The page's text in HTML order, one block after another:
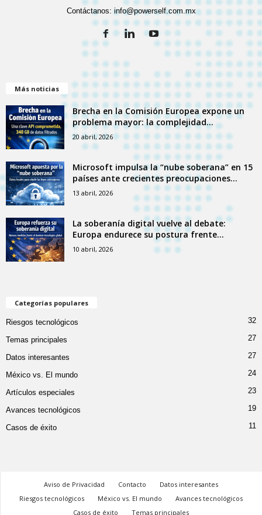
Contáctanos: info@powerself.com.mx
Más noticias
Brecha en la Comisión Europea expone un
problema mayor: la complejidad...
20 abril, 2026
Microsoft impulsa la “nube soberana” en 15
países ante crecientes preocupaciones...
13 abril, 2026
La soberanía digital vuelve al debate:
Europa endurece su postura frente...
10 abril, 2026
Categorías populares
Riesgos tecnológicos 32
Temas principales 27
Datos interesantes 27
México vs. El mundo 24
Artículos especiales 23
Avances tecnológicos 19
Casos de éxito 11
Aviso de Privacidad Contacto
Datos interesantes
Riesgos tecnológicos
México vs. El mundo
Avances tecnológicos
Casos de éxito
Temas principales